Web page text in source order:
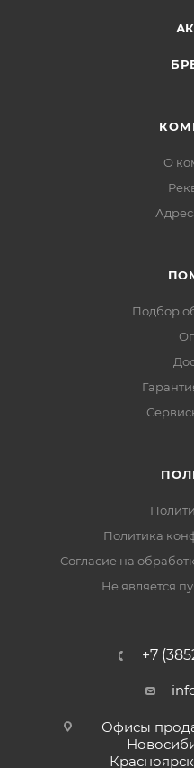
Диапазон рабочих
О
Подбор
Политика
Согласие на
Не является
+7
Офисы